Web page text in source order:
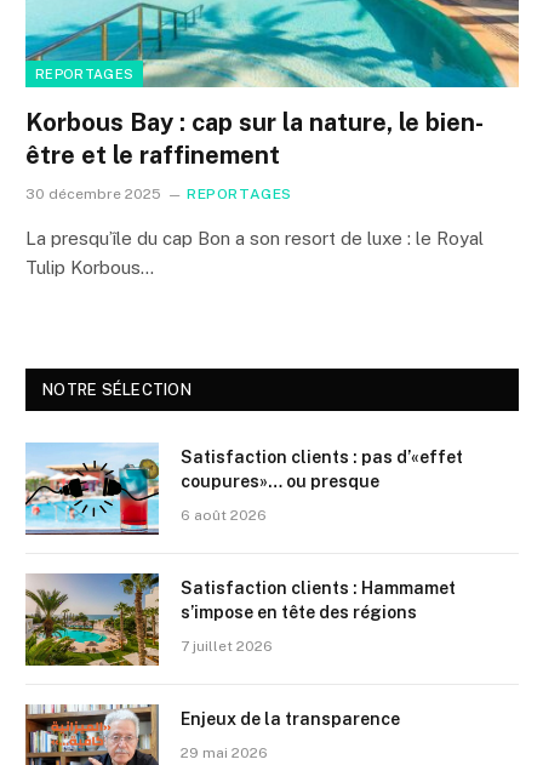
REPORTAGES
Korbous Bay : cap sur la nature, le bien-
être et le raffinement
30 décembre 2025 REPORTAGES
La presqu’île du cap Bon a son resort de luxe : le Royal
Tulip Korbous…
NOTRE SÉLECTION
Satisfaction clients : pas d’«effet
coupures»… ou presque
6 août 2026
Satisfaction clients : Hammamet
s’impose en tête des régions
7 juillet 2026
Enjeux de la transparence
29 mai 2026